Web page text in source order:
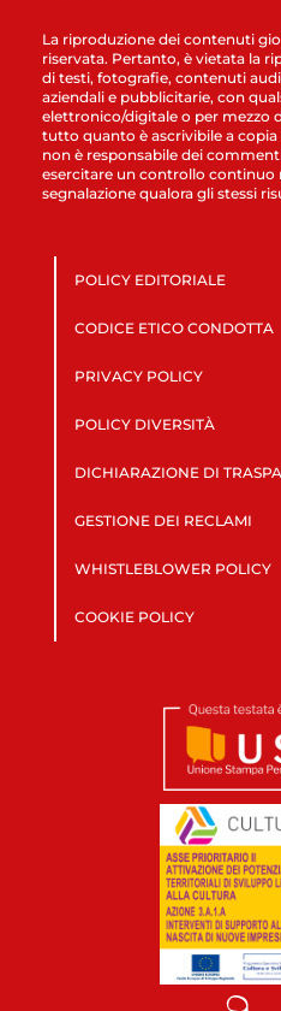
La riproduzione dei contenuti
riservata. Pertanto, è vietata la
di testi, fotografie, contenuti
aziendali e pubblicitarie, con
elettronico/digitale o per mezzo
tutto quanto è ascrivibile a
non è responsabile dei
esercitare un controllo continuo
segnalazione qualora gli stessi
POLICY EDITORIALE
CODICE ETICO CONDOTTA
PRIVACY POLICY
POLICY DIVERSITÀ
DICHIARAZIONE DI
GESTIONE DEI RECLAMI
WHISTLEBLOWER POLICY
COOKIE POLICY